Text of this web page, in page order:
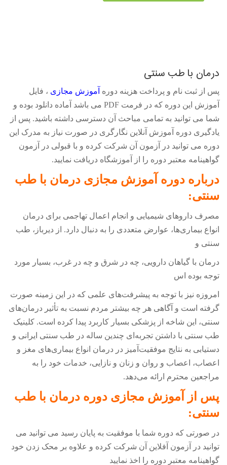
درمان با طب سنتی
پس از ثبت نام و پرداخت هزینه دوره آموزش مجازی ، فایل
آموزش این دوره که در فرمت PDF می باشد آماده دانلود بوده و
شما می توانید به تمامی مباحث آن دسترسی داشته باشید. پس از
یادگیری دوره آموزش آنلاین نگارگری در صورت نیاز به مدرک این
دوره می توانید در آزمون آن شرکت کرده و با قبولی در آزمون
گواهینامه معتبر دوره را از آموزشگاه دریافت نمایید.
درباره دوره آموزش مجازی درمان با طب
سنتی:
مصرف داروهای شیمیایی و انجام اعمال تهاجمی برای درمان
انواع بیماری‌ها، عوارض متعددی را به دنبال دارد. از دیرباز، طب
سنتی و
درمان با گیاهان دارویی، چه در شرق و چه در غرب، بسیار مورد
توجه بوده اس
امروزه نیز با توجه به پیشرفت‌های علمی که در این زمینه صورت
گرفته است و آگاهی هر چه بیشتر مردم نسبت به تأثیر درمان‌های
سنتی، این شاخه از پزشکی بسیار کاربرد پیدا کرده است. کلینیک
طب سنتی با داشتن تجربه‌ای چندین ساله در طب سنتی ایرانی و
دستیابی به نتایج موفقیت‌آمیز در درمان انواع بیماری‌های مغز و
اعصاب، اعصاب و روان و زنان و نازایی، خدمات خود را به
مراجعین محترم ارائه می‌دهد.
پس از آموزش مجازی دوره درمان با طب
سنتی:
در صورتی که دوره شما با موفقیت به پایان رسید می توانید می
توانید در آزمون آفلاین آن شرکت کرده و علاوه بر محک زدن خود
گواهینامه معتبر دوره را اخذ نمایید